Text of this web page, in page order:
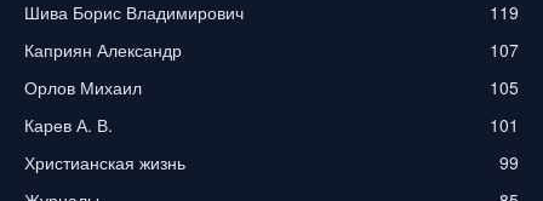
Шива Борис Владимирович
119
Каприян Александр
107
Орлов Михаил
105
Карев А. В.
101
Христианская жизнь
99